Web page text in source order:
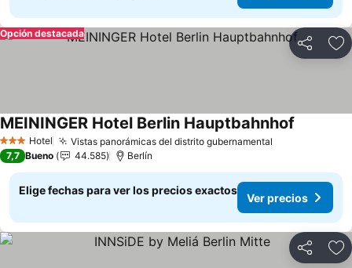
Compartir
Opción destacada
3 Estrellas
Hotel Vistas panorámicas del distrito gubernamental
MEININGER Hotel Berlin Hauptbahnhof
7,7 Bueno 44.585 Berlín
Elige fechas para ver los precios exactos
Ver precios
Compartir